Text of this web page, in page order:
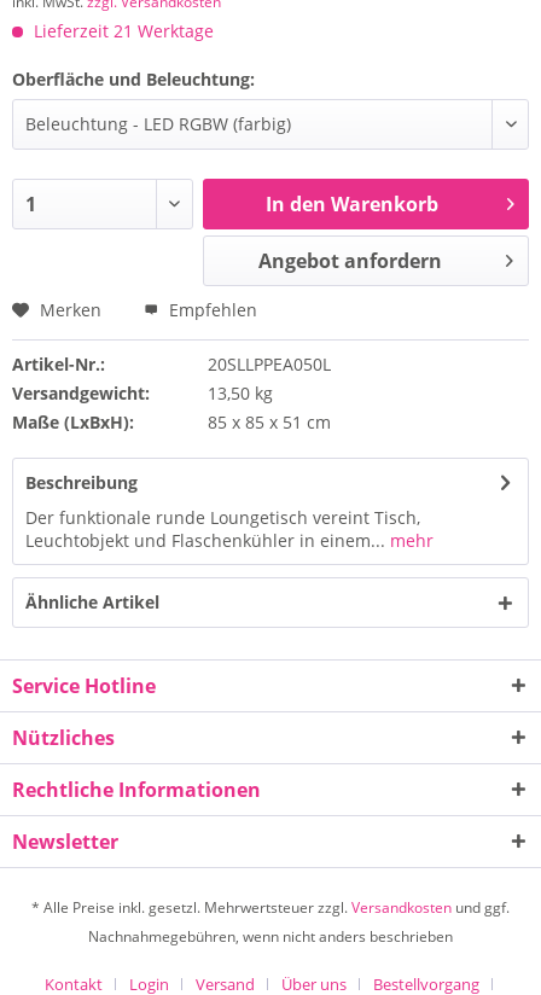
Lieferzeit 21 Werktage
Oberfläche und Beleuchtung:
In den Warenkorb
Angebot anfordern
Merken Empfehlen
Artikel-Nr.:
20SLLPPEA050L
Versandgewicht:
13,50 kg
Maße (LxBxH):
85 x 85 x 51 cm
Beschreibung
Der funktionale runde Loungetisch vereint Tisch,
Leuchtobjekt und Flaschenkühler in einem... mehr
Ähnliche Artikel
Service Hotline
Nützliches
Rechtliche Informationen
Newsletter
* Alle Preise inkl. gesetzl. Mehrwertsteuer zzgl.Versandkosten und ggf.
Nachnahmegebühren, wenn nicht anders beschrieben
Kontakt Login Versand Über uns Bestellvorgang